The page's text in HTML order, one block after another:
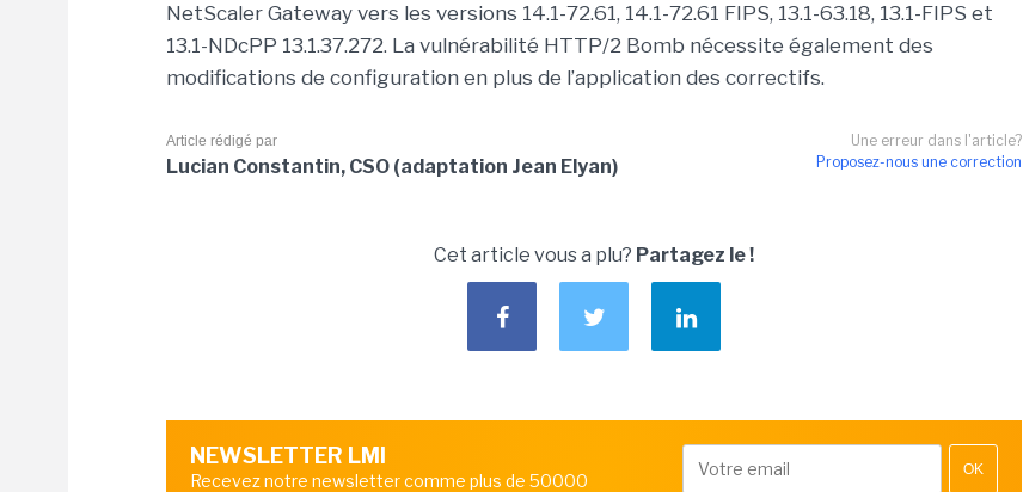
NetScaler Gateway vers les versions 14.1-72.61, 14.1-72.61 FIPS, 13.1-63.18, 13.1-FIPS et
13.1-NDcPP 13.1.37.272. La vulnérabilité HTTP/2 Bomb nécessite également des
modifications de configuration en plus de l’application des correctifs.
Une erreur dans l'article?
Proposez-nous une correction
Article rédigé par
Lucian Constantin, CSO (adaptation Jean Elyan)
Cet article vous a plu? Partagez le !
NEWSLETTER LMI
Recevez notre newsletter comme plus de 50000
OK